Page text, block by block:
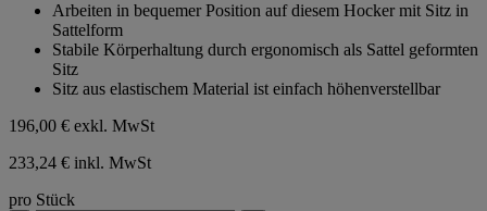
Sternen.
Arbeiten in bequemer Position auf diesem Hocker mit Sitz in
Sattelform
Stabile Körperhaltung durch ergonomisch als Sattel geformten
Sitz
Sitz aus elastischem Material ist einfach höhenverstellbar
196,00 € exkl. MwSt
233,24 € inkl. MwSt
pro Stück